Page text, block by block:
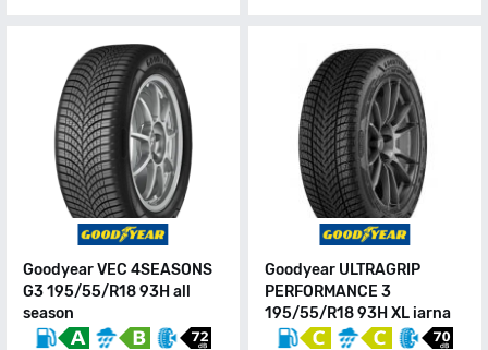
Goodyear VEC 4SEASONS
G3 195/55/R18 93H all
season
Goodyear ULTRAGRIP
PERFORMANCE 3
195/55/R18 93H XL iarna